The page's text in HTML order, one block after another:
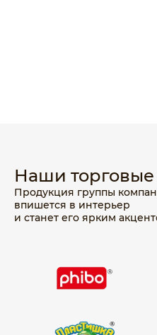
Наши
Продукция группы
впишется в интерьер
и станет его ярким